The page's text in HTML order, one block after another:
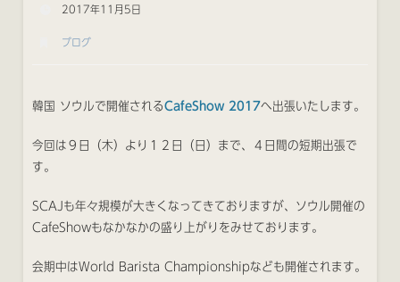
2017年11月5日
ブログ
韓国 ソウルで開催されるCafeShow 2017へ出張いたします。
今回は９日（木）より１２日（日）まで、４日間の短期出張で
す。
SCAJも年々規模が大きくなってきておりますが、ソウル開催の
CafeShowもなかなかの盛り上がりをみせております。
会期中はWorld Barista Championshipなども開催されます。